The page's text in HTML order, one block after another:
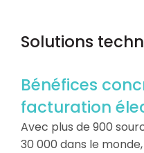
Solutions
Bénéfices
facturation
Avec plus de 900
30 000 dans le